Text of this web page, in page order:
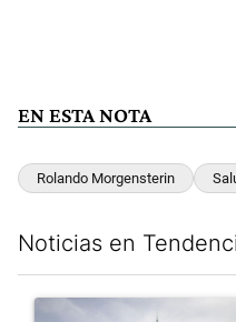
EN ESTA NOTA
Rolando Morgensterin
Noticias en
Un artículo de tendencia